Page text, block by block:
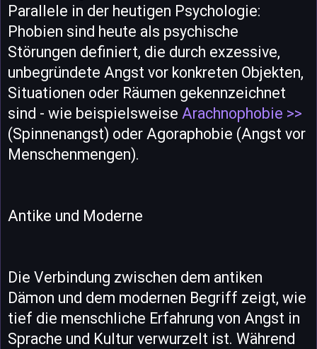
Parallele in der heutigen Psychologie:
Phobien sind heute als psychische
Störungen definiert, die durch exzessive,
unbegründete Angst vor konkreten Objekten,
Situationen oder Räumen gekennzeichnet
sind - wie beispielsweise Arachnophobie >>
(Spinnenangst) oder Agoraphobie (Angst vor
Menschenmengen).
Antike und Moderne
Die Verbindung zwischen dem antiken
Dämon und dem modernen Begriff zeigt, wie
tief die menschliche Erfahrung von Angst in
Sprache und Kultur verwurzelt ist. Während